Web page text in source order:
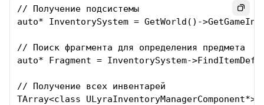
// Получение подсистемы
auto* InventorySystem = GetWorld()-
// Поиск фрагмента для определения предмета
auto* Fragment = InventorySystem-
// Получение всех инвентарей
TArray<class